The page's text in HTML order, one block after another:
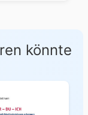
könnte